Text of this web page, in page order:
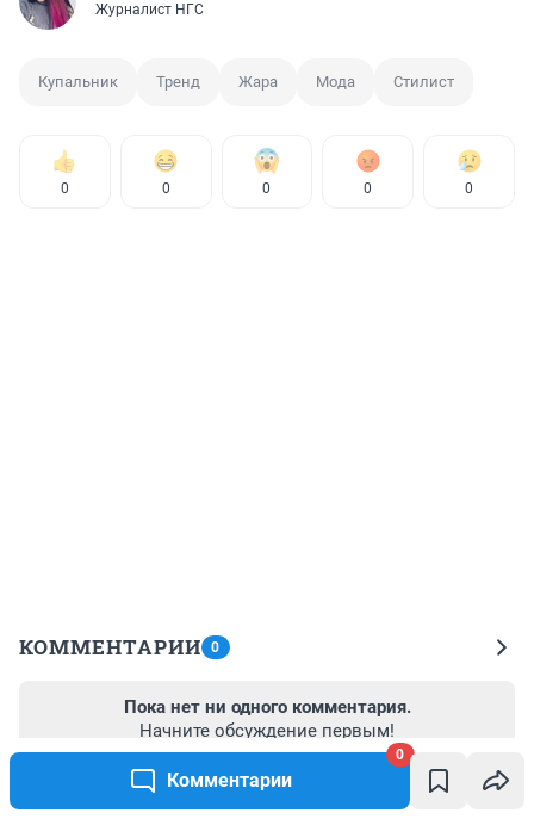
Комментарии
0
Журналист НГС
Купальник Тренд Жара Мода Стилист
0 0 0 0 0
КОММЕНТАРИИ 0
Пока нет ни одного комментария.
Начните обсуждение первым!